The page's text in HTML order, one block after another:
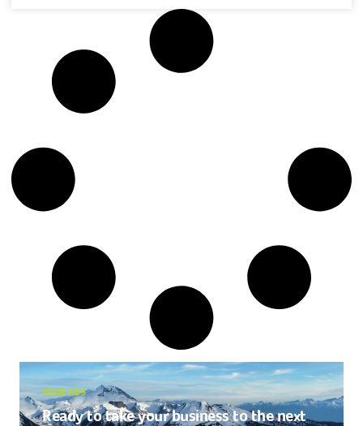
YOUR ADS
Ready to take your business to the next